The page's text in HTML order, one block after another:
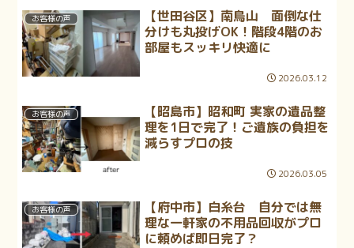
お客様の声
【世田谷区】南烏山 面倒な仕
分けも丸投げOK！階段4階のお
部屋もスッキリ快適に
2026.03.12
お客様の声
【昭島市】昭和町 実家の遺品整
理を1日で完了！ご遺族の負担を
減らすプロの技
2026.03.05
お客様の声
【府中市】白糸台 自分では無
理な一軒家の不用品回収がプロ
に頼めば即日完了？